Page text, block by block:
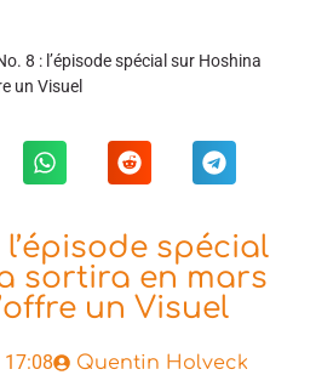
8 : l’épisode spécial sur Hoshina
un Visuel
l’épisode spécial
sortira en mars
un Visuel
17:08 Quentin Holveck